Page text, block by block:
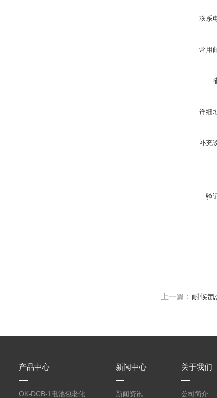
联系
常用
详细
补充
验
上一篇：耐候氙
产品中心
OK-DCB-1电池包老化
新闻中心
新闻资讯
关于我们
公司简介